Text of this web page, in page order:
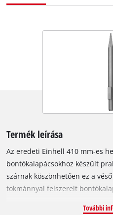
Termék leírása
Az eredeti Einhell 410 mm-es
bontókalapácsokhoz készült
szárnak köszönhetően ez a
tokmánnyal felszerelt
További